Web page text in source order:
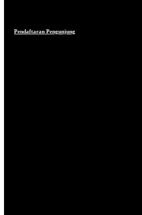
Pendaftaran Pengunjung